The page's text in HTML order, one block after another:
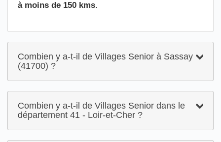
à moins de 150 kms.
Combien y a-t-il de Villages Senior à Sassay
(41700) ?
Combien y a-t-il de Villages Senior dans le
département 41 - Loir-et-Cher ?